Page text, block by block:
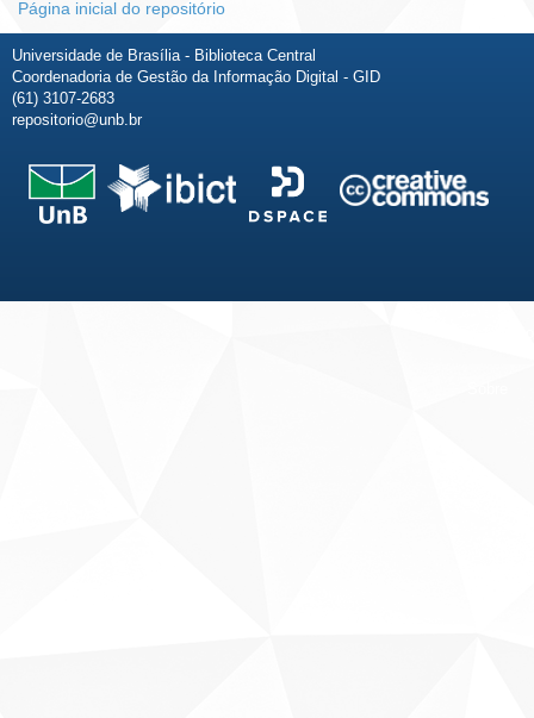
Página inicial do repositório
Universidade de Brasília - Biblioteca Central
Coordenadoria de Gestão da Informação Digital - GID
(61) 3107-2683
repositorio@unb.br